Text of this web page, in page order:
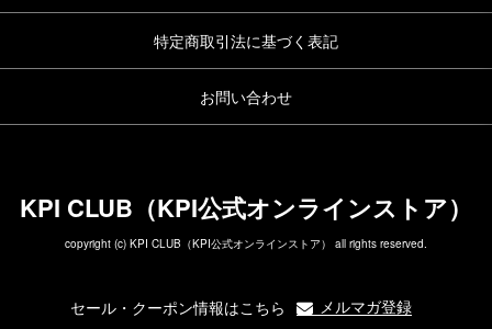
特定商取引法に基づく表記
お問い合わせ
KPI CLUB（KPI公式オンラインストア）
copyright (c) KPI CLUB（KPI公式オンラインストア） all rights reserved.
セール・クーポン情報はこちら メルマガ登録